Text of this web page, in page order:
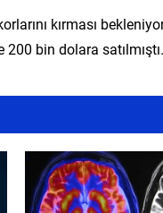
kırması
200 bin dolara